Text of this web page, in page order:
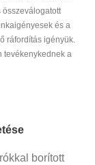
és a
ráfordítás igényük.
tevékenykednek a
borított